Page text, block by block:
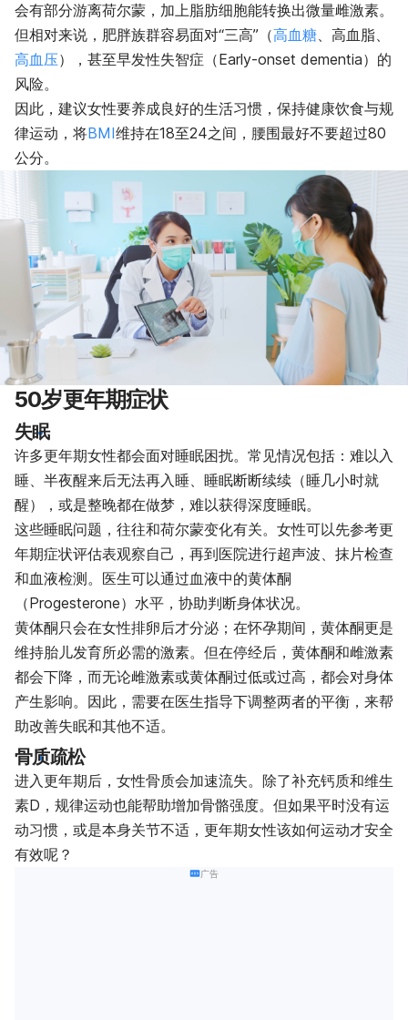
会有部分游离荷尔蒙，加上脂肪细胞能转换出微量雌激素。
但相对来说，肥胖族群容易面对“三高”（高血糖 、高血脂、
高血压），甚至早发性失智症（Early-onset dementia）的
风险。
因此，建议女性要养成良好的生活习惯，保持健康饮食与规
律运动，将BMI维持在18至24之间，腰围最好不要超过80
公分。
50岁更年期症状
失眠
许多更年期女性都会面对睡眠困扰。常见情况包括：难以入
睡、半夜醒来后无法再入睡、睡眠断断续续（睡几小时就
醒），或是整晚都在做梦，难以获得深度睡眠。
这些睡眠问题，往往和荷尔蒙变化有关。女性可以先参考更
年期症状评估表观察自己，再到医院进行超声波、抹片检查
和血液检测。医生可以通过血液中的黄体酮
（Progesterone）水平，协助判断身体状况。
黄体酮只会在女性排卵后才分泌；在怀孕期间，黄体酮更是
维持胎儿发育所必需的激素。但在停经后，黄体酮和雌激素
都会下降，而无论雌激素或黄体酮过低或过高，都会对身体
产生影响。因此，需要在医生指导下调整两者的平衡，来帮
助改善失眠和其他不适。
骨质疏松
进入更年期后，女性骨质会加速流失。除了补充钙质和维生
素D，规律运动也能帮助增加骨骼强度。但如果平时没有运
动习惯，或是本身关节不适，更年期女性该如何运动才安全
有效呢？
广告